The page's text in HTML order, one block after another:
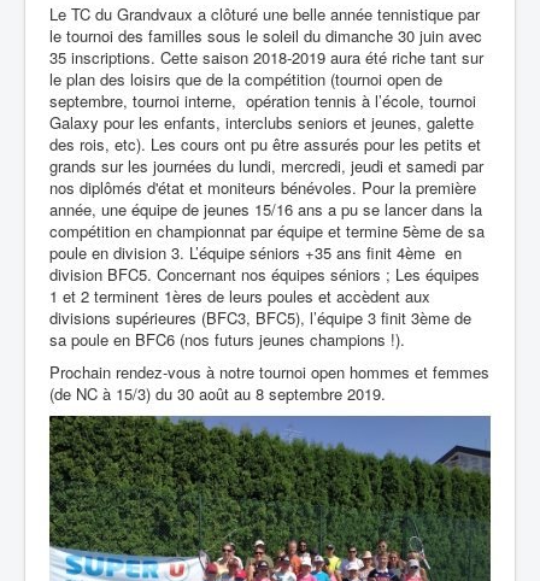
Le TC du Grandvaux a clôturé une belle année tennistique par
le tournoi des familles sous le soleil du dimanche 30 juin avec
35 inscriptions. Cette saison 2018-2019 aura été riche tant sur
le plan des loisirs que de la compétition (tournoi open de
septembre, tournoi interne, opération tennis à l’école, tournoi
Galaxy pour les enfants, interclubs seniors et jeunes, galette
des rois, etc). Les cours ont pu être assurés pour les petits et
grands sur les journées du lundi, mercredi, jeudi et samedi par
nos diplômés d'état et moniteurs bénévoles. Pour la première
année, une équipe de jeunes 15/16 ans a pu se lancer dans la
compétition en championnat par équipe et termine 5ème de sa
poule en division 3. L’équipe séniors +35 ans finit 4ème en
division BFC5. Concernant nos équipes séniors ; Les équipes
1 et 2 terminent 1ères de leurs poules et accèdent aux
divisions supérieures (BFC3, BFC5), l’équipe 3 finit 3ème de
sa poule en BFC6 (nos futurs jeunes champions !).
Prochain rendez-vous à notre tournoi open hommes et femmes
(de NC à 15/3) du 30 août au 8 septembre 2019.